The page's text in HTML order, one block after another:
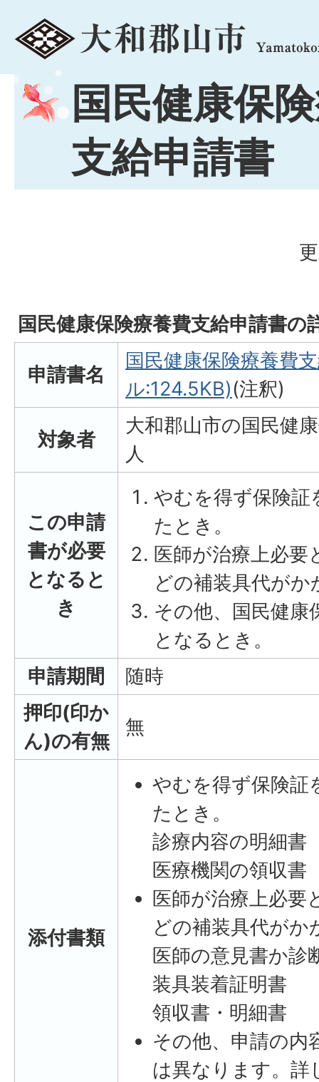
menu
国民健康保
支給申請書
国民健康保険療養費支給申請書の
申請書名
国民健康保険療養費
ル:124.5KB)(注釈)
対象者
大和郡山市の国民健
人
この申請
書が必要
となると
き
やむを得ず保険証
たとき。
医師が治療上必
どの補装具代が
その他、国民健康
となるとき。
申請期間
随時
押印(印か
ん)の有無
無
添付書類
やむを得ず保険証
たとき。
診療内容の明細書
医療機関の領収書
医師が治療上必要
どの補装具代がか
医師の意見書か診
装具装着証明書
領収書・明細書
その他、申請の内
は異なります。